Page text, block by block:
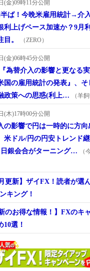
(金)09時11分公開
半ば！今晩米雇用統計→介
利上げペース加速か？9月
。
（ZERO）
(金)06時45分公開
為替介入の影響と更なる
国の雇用統計の発表』、そ
政策への思惑(利上…
（羊飼
(木)17時00分公開
の影響で円は一時的に方向
米ドル/円の円安トレンド
日銀会合がターニング…
（
更新】ザイFX！読者が選
キング！
新のお得な情報！】FXのキ
10選！